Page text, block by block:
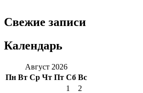
Свежие записи
Календарь
Август 2026
Пн Вт Ср Чт Пт Сб Вс
1
2